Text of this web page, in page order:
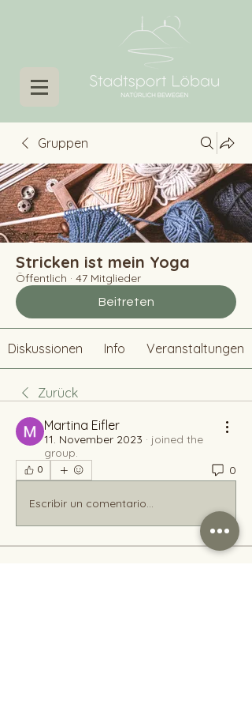
Gruppen
Stricken ist mein Yoga
Öffentlich · 47 Mitglieder
Beitreten
Diskussionen Info Veranstaltungen
Zurück
Martina Eifler
11. November 2023 · joined the
group.
0 0
Escribir un comentario...